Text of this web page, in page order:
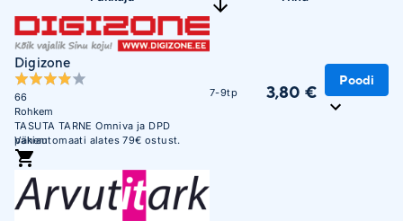
Digizone
66
Rohkem
TASUTA TARNE Omniva ja DPD
pakiautomaati alates 79€ ostust.
Soodne järelmaks. Krediitkaardiga
makse võimalus. Üle 450 000
täidetud tellimuse. Usaldusväärne
veebikaubamaja juba aastast 2003.
Vähem
7-9tp 3,80 €
Poodi